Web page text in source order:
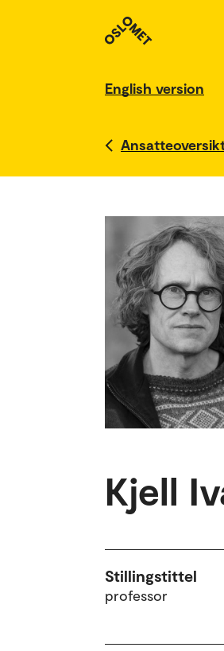
English version
Kjell
Stillingstittel
professor